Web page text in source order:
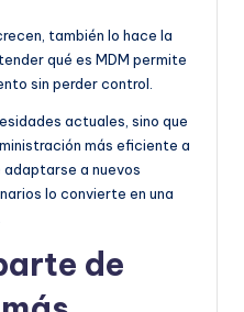
también lo hace la
qué es MDM permite
sin perder control.
actuales, sino que
más eficiente a
adaptarse a nuevos
lo convierte en una
de